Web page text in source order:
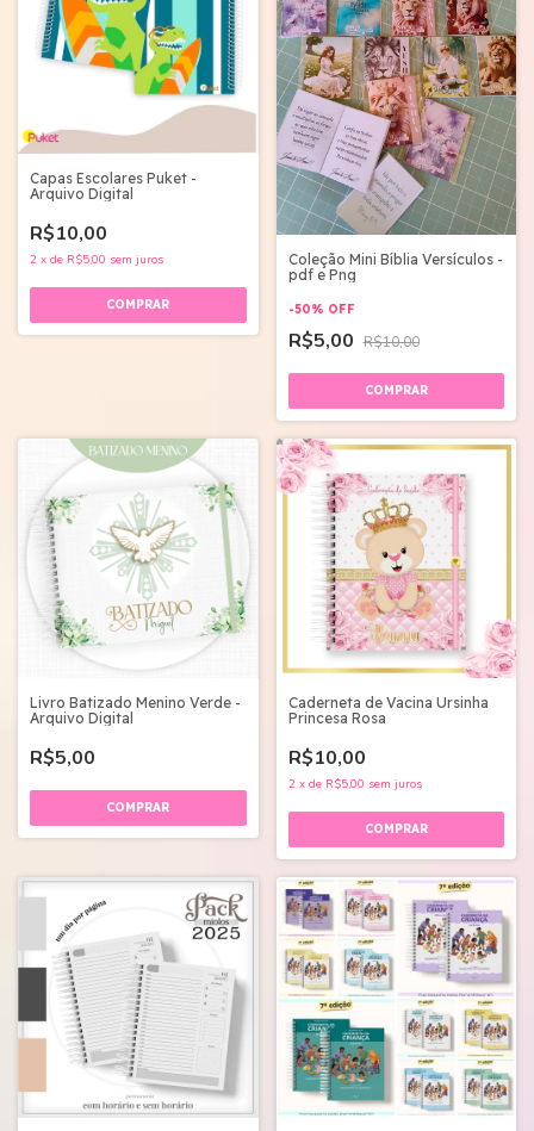
Capas Escolares Puket -
Arquivo Digital
R$10,00
2 x de R$5,00 sem juros
Coleção Mini Bíblia Versículos -
pdf e Png
-50% OFF
R$5,00 R$10,00
Livro Batizado Menino Verde -
Arquivo Digital
R$5,00
Caderneta de Vacina Ursinha
Princesa Rosa
R$10,00
2 x de R$5,00 sem juros